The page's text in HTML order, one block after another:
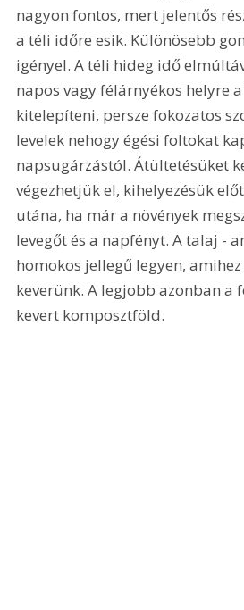
nagyon fontos, mert jelentős
a téli időre esik. Különösebb
igényel. A téli hideg idő
napos vagy félárnyékos helyre
kitelepíteni, persze fokozatos
levelek nehogy égési foltokat
napsugárzástól. Átültetésüket
végezhetjük el, kihelyezésük
utána, ha már a növények
levegőt és a napfényt. A talaj -
homokos jellegű legyen,
keverünk. A legjobb azonban a
kevert komposztföld.